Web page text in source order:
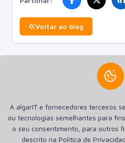
Voltar ao blog
online Aplicações Android e Apple
alta performance e
InicioAnúnciosPolítica de
A algarIT e fornecedores terceiros
ou tecnologias semelhantes para
o seu consentimento, para outros
descrito na Política de